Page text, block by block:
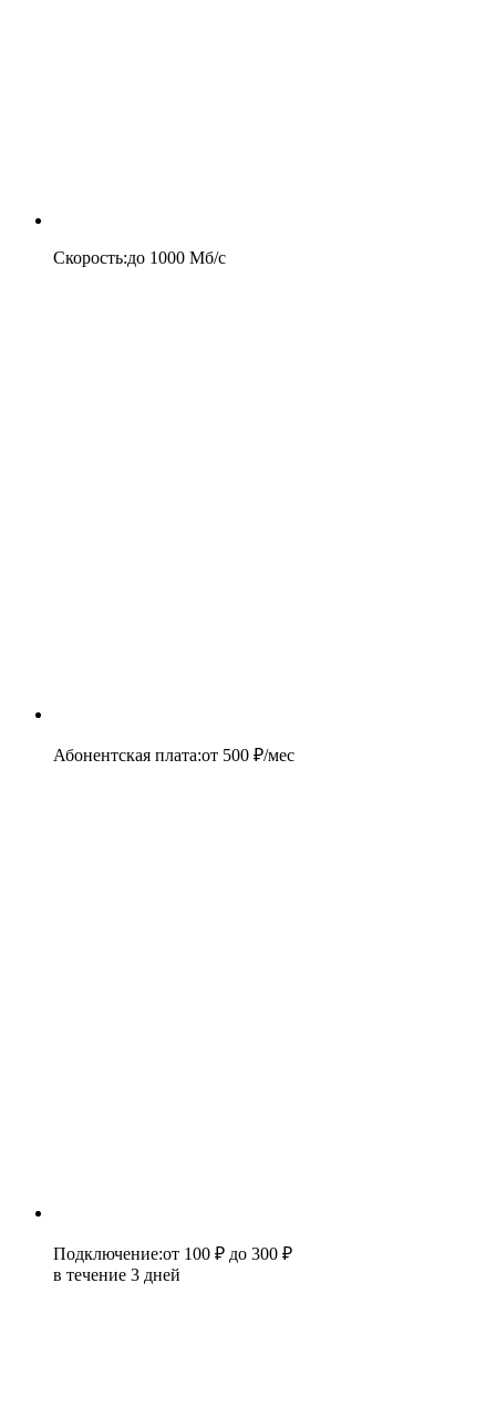
Скорость:до 1000 Мб/c
Абонентская плата:от 500 ₽/мес
Подключение:от 100 ₽ до 300 ₽
в течение 3 дней